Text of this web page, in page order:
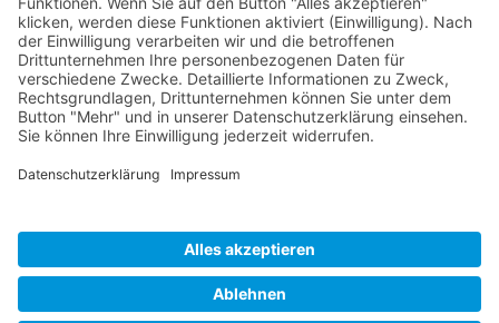
Fr: 09:00 — 18:00 Uhr
Sa*: 10:00 — 18:00 Uhr
*auf Anfrage 3x im Monat
© Copyright 2024 - Villa Bella |Cookie-
Einstellungen|Kontakt|Datenschutz|
Barrierefreiheitserklärung|Impressum